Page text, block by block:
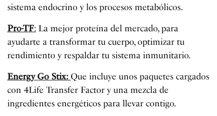
sistema endocrino y los procesos metabólicos.
Pro-TF: La mejor proteína del mercado, para
ayudarte a transformar tu cuerpo, optimizar tu
rendimiento y respaldar tu sistema inmunitario.
Energy Go Stix: Que incluye unos paquetes cargados
con 4Life Transfer Factor y una mezcla de
ingredientes energéticos para llevar contigo.